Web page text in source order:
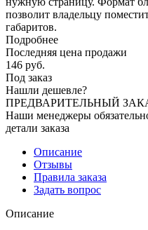
позволит владельцу
габаритов.
Подробнее
Последняя цена продажи
146 руб.
Под заказ
Нашли дешевле?
ПРЕДВАРИТЕЛЬНЫЙ
Наши менеджеры
детали заказа
Описание
Отзывы
Правила заказа
Задать вопрос
Описание